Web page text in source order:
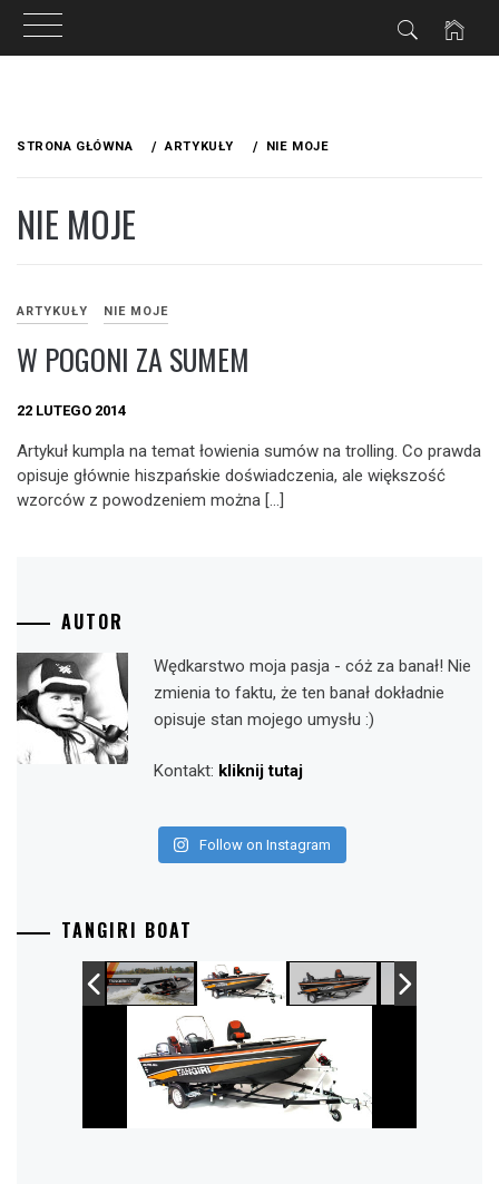
STRONA GŁÓWNA ARTYKUŁY NIE MOJE
NIE MOJE
ARTYKUŁY NIE MOJE
W POGONI ZA SUMEM
22 LUTEGO 2014
Artykuł kumpla na temat łowienia sumów na trolling. Co prawda
opisuje głównie hiszpańskie doświadczenia, ale większość
wzorców z powodzeniem można […]
AUTOR
Wędkarstwo moja pasja - cóż za banał! Nie
zmienia to faktu, że ten banał dokładnie
opisuje stan mojego umysłu :)
Kontakt: kliknij tutaj
Follow on Instagram
TANGIRI BOAT